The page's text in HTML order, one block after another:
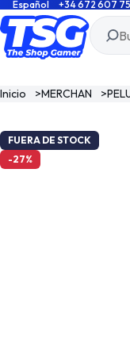
Español +34 672 607
Inicio >MERCHAN >
FUERA DE STOCK
-27%